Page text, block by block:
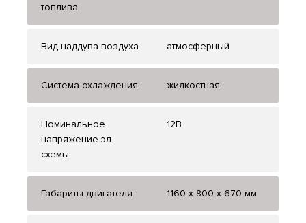
топлива
Вид наддува воздуха атмосферный
Система охлаждения жидкостная
Номинальное
напряжение эл.
схемы
12В
Габариты двигателя 1160 х 800 х 670 мм